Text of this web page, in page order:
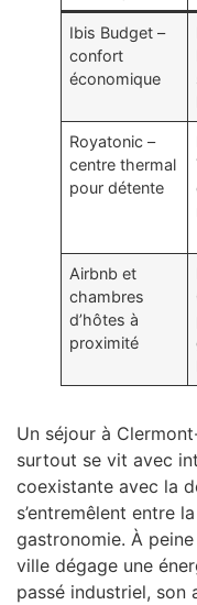
Ibis Budget –
confort
économique
Royatonic –
centre thermal
pour détente
Airbnb et
chambres
d’hôtes à
proximité
Un séjour à
surtout se vit avec
coexistante avec la
s’entremêlent entre
gastronomie. À
ville dégage une
passé industriel,